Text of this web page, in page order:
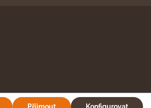
Přijmout Konfigurovat